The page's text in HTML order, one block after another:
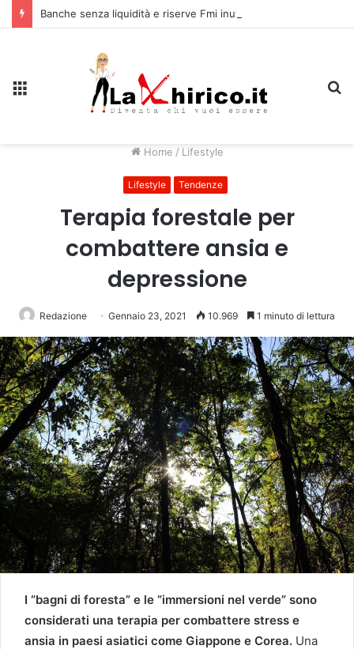
Home / Lifestyle
Lifestyle Tendenze
Terapia forestale per
combattere ansia e
depressione
Redazione Gennaio 23, 2021 10.969 1 minuto di lettura
I “bagni di foresta” e le “immersioni nel verde” sono
considerati una terapia per combattere stress e
ansia in paesi asiatici come Giappone e Corea. Una